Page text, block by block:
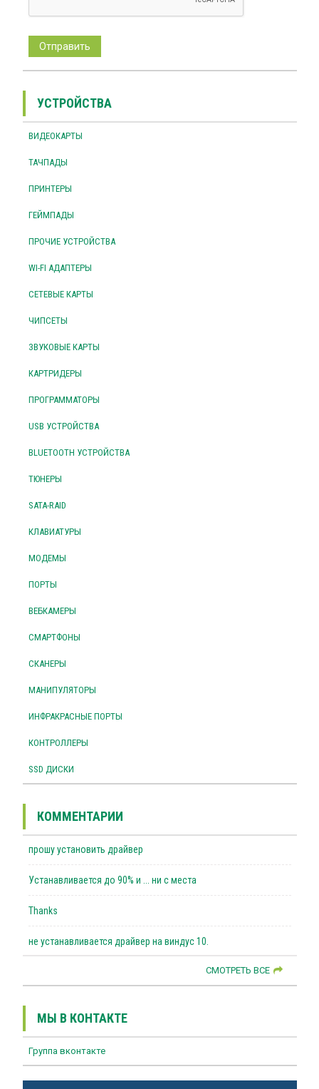
УСТРОЙСТВА
ВИДЕОКАРТЫ
ТАЧПАДЫ
ПРИНТЕРЫ
ГЕЙМПАДЫ
ПРОЧИЕ УСТРОЙСТВА
WI-FI АДАПТЕРЫ
СЕТЕВЫЕ КАРТЫ
ЧИПСЕТЫ
ЗВУКОВЫЕ КАРТЫ
КАРТРИДЕРЫ
ПРОГРАММАТОРЫ
USB УСТРОЙСТВА
BLUETOOTH УСТРОЙСТВА
ТЮНЕРЫ
SATA-RAID
КЛАВИАТУРЫ
МОДЕМЫ
ПОРТЫ
ВЕБКАМЕРЫ
СМАРТФОНЫ
СКАНЕРЫ
МАНИПУЛЯТОРЫ
ИНФРАКРАСНЫЕ ПОРТЫ
КОНТРОЛЛЕРЫ
SSD ДИСКИ
КОММЕНТАРИИ
прошу установить драйвер
Устанавливается до 90% и ... ни с места
Thanks
не устанавливается драйвер на виндус 10.
СМОТРЕТЬ ВСЕ
МЫ В КОНТАКТЕ
Группа вконтакте